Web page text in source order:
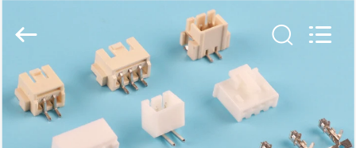
HUIS
PRODUCTEN
2025
Rights
Reserved.
Developed